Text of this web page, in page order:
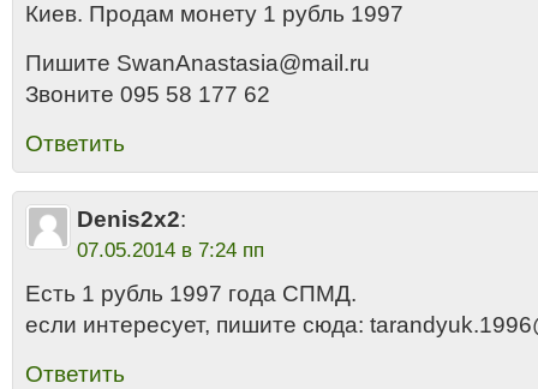
Киев. Продам монету 1 рубль 1997
Пишите SwanAnastasia@mail.ru
Звоните 095 58 177 62
Ответить
Denis2x2:
07.05.2014 в 7:24 пп
Есть 1 рубль 1997 года СПМД.
если интересует, пишите сюда:
Ответить